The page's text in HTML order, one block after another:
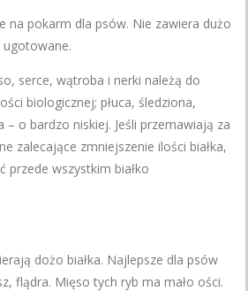
na pokarm dla psów. Nie zawiera dużo
ugotowane.
serce, wątroba i nerki należą do
biologicznej; płuca, śledziona,
– o bardzo niskiej. Jeśli przemawiają za
zalecające zmniejszenie ilości białka,
przede wszystkim białko
dożo białka. Najlepsze dla psów
flądra. Mięso tych ryb ma mało ości.